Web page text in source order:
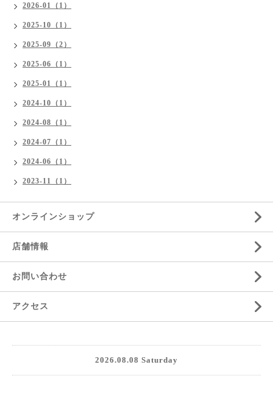
2026-01（1）
2025-10（1）
2025-09（2）
2025-06（1）
2025-01（1）
2024-10（1）
2024-08（1）
2024-07（1）
2024-06（1）
2023-11（1）
オンラインショップ
店舗情報
お問い合わせ
アクセス
2026.08.08 Saturday